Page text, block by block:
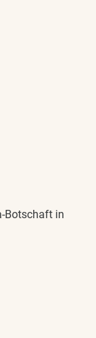
Botschaft in